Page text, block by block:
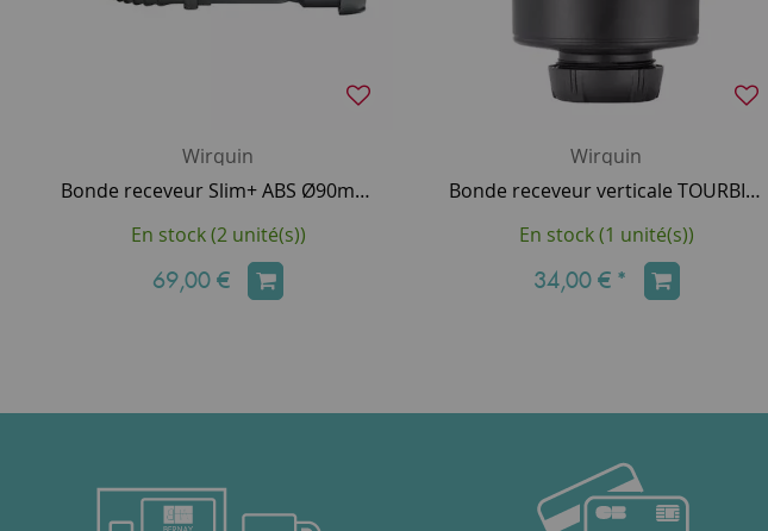
Wirquin
Bonde receveur Slim+ ABS Ø90mm pour receveurs extra-plats - WIRQUIN Réf. 30723392
En stock (2 unité(s))
69,00 €
Wirquin
Bonde receveur verticale TOURBILLON dôme ABS D90 vertical - WIRQUIN Réf. 30723746
En stock (1 unité(s))
34,00 € *